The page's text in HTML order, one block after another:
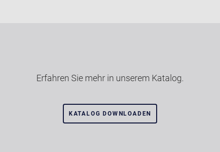
Erfahren Sie mehr in unserem Katalog.
KATALOG DOWNLOADEN